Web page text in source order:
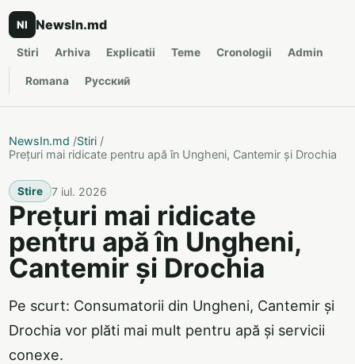
NI NewsIn.md
Stiri Arhiva Explicatii Teme Cronologii Admin
Romana Русский
NewsIn.md /Stiri /
Prețuri mai ridicate pentru apă în Ungheni, Cantemir și Drochia
Stire 7 iul. 2026
Prețuri mai ridicate
pentru apă în Ungheni,
Cantemir și Drochia
Pe scurt: Consumatorii din Ungheni, Cantemir și
Drochia vor plăti mai mult pentru apă și servicii
conexe.